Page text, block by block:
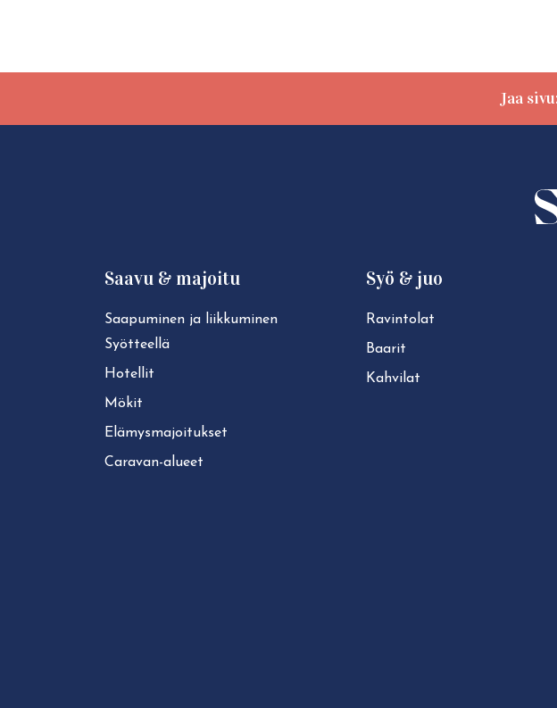
Jaa sivu:
Saavu & majoitu
Saapuminen ja liikkuminen
Syötteellä
Hotellit
Mökit
Elä­mys­ma­joi­tuk­set
Caravan-alueet
Syö & juo
Ravintolat
Baarit
Kahvilat